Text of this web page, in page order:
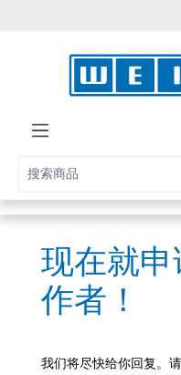
现在就申
作者！
我们将尽快给你回复。